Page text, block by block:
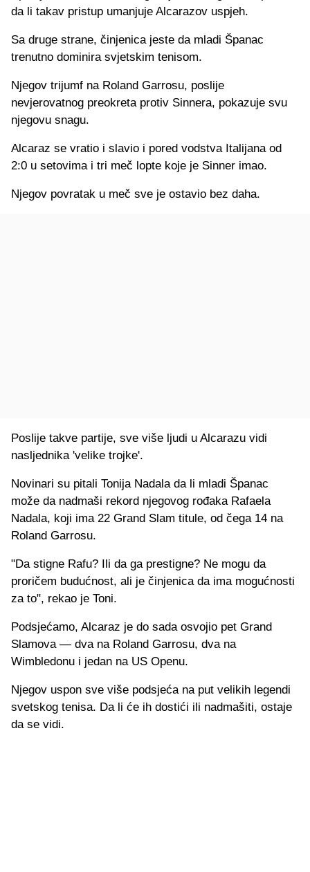
da li takav pristup umanjuje Alcarazov uspjeh.
Sa druge strane, činjenica jeste da mladi Španac
trenutno dominira svjetskim tenisom.
Njegov trijumf na Roland Garrosu, poslije
nevjerovatnog preokreta protiv Sinnera, pokazuje svu
njegovu snagu.
Alcaraz se vratio i slavio i pored vodstva Italijana od
2:0 u setovima i tri meč lopte koje je Sinner imao.
Njegov povratak u meč sve je ostavio bez daha.
Poslije takve partije, sve više ljudi u Alcarazu vidi
nasljednika 'velike trojke'.
Novinari su pitali Tonija Nadala da li mladi Španac
može da nadmaši rekord njegovog rođaka Rafaela
Nadala, koji ima 22 Grand Slam titule, od čega 14 na
Roland Garrosu.
"Da stigne Rafu? Ili da ga prestigne? Ne mogu da
proričem budućnost, ali je činjenica da ima mogućnosti
za to", rekao je Toni.
Podsjećamo, Alcaraz je do sada osvojio pet Grand
Slamova — dva na Roland Garrosu, dva na
Wimbledonu i jedan na US Openu.
Njegov uspon sve više podsjeća na put velikih legendi
svetskog tenisa. Da li će ih dostići ili nadmašiti, ostaje
da se vidi.